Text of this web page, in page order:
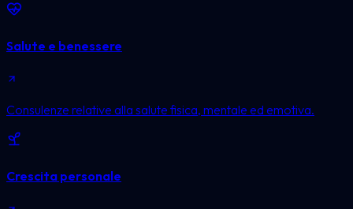
Salute e benessere
Consulenze relative alla salute fisica, mentale ed emotiva.
Crescita personale